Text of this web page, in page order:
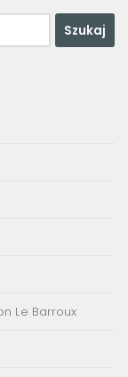
Le Barroux